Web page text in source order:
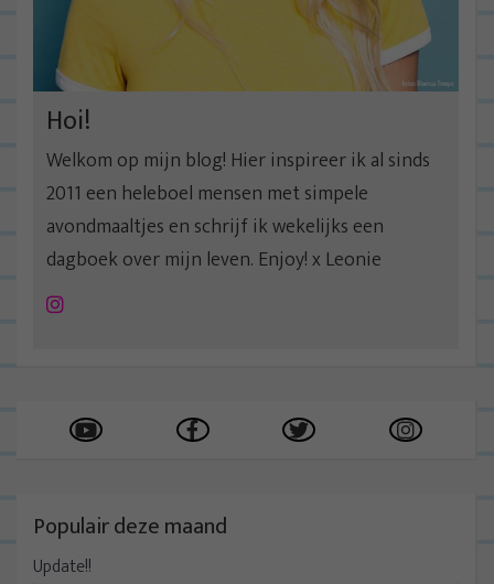
Hoi!
Welkom op mijn blog! Hier inspireer ik al sinds
2011 een heleboel mensen met simpele
avondmaaltjes en schrijf ik wekelijks een
dagboek over mijn leven. Enjoy! x Leonie
Instagram
Populair deze maand
Update!!